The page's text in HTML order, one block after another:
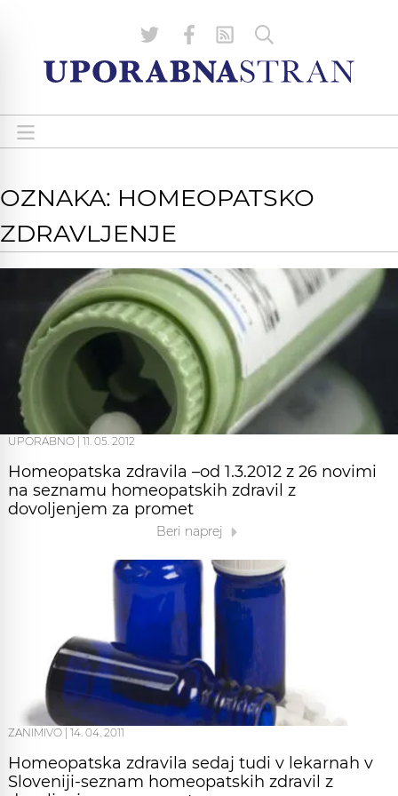
OZNAKA: HOMEOPATSKO
ZDRAVLJENJE
UPORABNO 11. 05. 2012
Homeopatska zdravila –od 1.3.2012 z 26 novimi
na seznamu homeopatskih zdravil z
dovoljenjem za promet
Beri naprej
ZANIMIVO 14. 04. 2011
Homeopatska zdravila sedaj tudi v lekarnah v
Sloveniji-seznam homeopatskih zdravil z